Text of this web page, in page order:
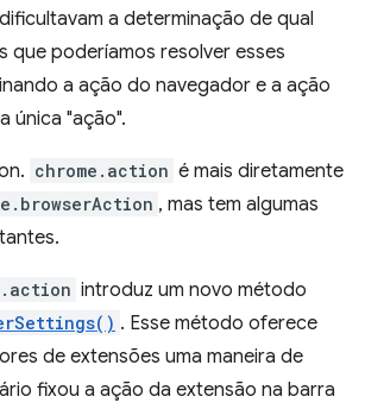
a determinação de qual
que poderíamos resolver esses
a ação do navegador e a ação
única "ação".
chrome.action é mais diretamente
, mas tem algumas
introduz um novo método
. Esse método oferece
de extensões uma maneira de
fixou a ação da extensão na barra